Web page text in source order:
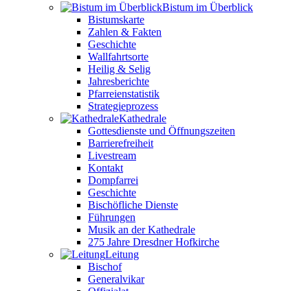
Bistum im Überblick
Bistumskarte
Zahlen & Fakten
Geschichte
Wallfahrtsorte
Heilig & Selig
Jahresberichte
Pfarreienstatistik
Strategieprozess
Kathedrale
Gottesdienste und Öffnungszeiten
Barrierefreiheit
Livestream
Kontakt
Dompfarrei
Geschichte
Bischöfliche Dienste
Führungen
Musik an der Kathedrale
275 Jahre Dresdner Hofkirche
Leitung
Bischof
Generalvikar